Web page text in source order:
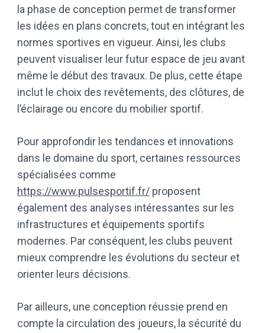
la phase de conception permet de transformer
les idées en plans concrets, tout en intégrant les
normes sportives en vigueur. Ainsi, les clubs
peuvent visualiser leur futur espace de jeu avant
même le début des travaux. De plus, cette étape
inclut le choix des revêtements, des clôtures, de
l’éclairage ou encore du mobilier sportif.
Pour approfondir les tendances et innovations
dans le domaine du sport, certaines ressources
spécialisées comme
https://www.pulsesportif.fr/ proposent
également des analyses intéressantes sur les
infrastructures et équipements sportifs
modernes. Par conséquent, les clubs peuvent
mieux comprendre les évolutions du secteur et
orienter leurs décisions.
Par ailleurs, une conception réussie prend en
compte la circulation des joueurs, la sécurité du